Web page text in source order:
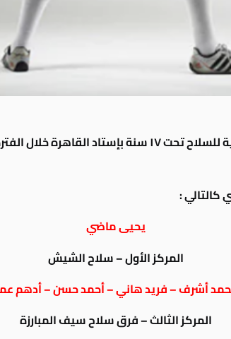
كالتالي :
يحيى ماضي
المركز الأول – سلاح الشيش
أشرف – فريد هاني – أحمد حسن – أدهم
المركز الثالث – فرق سلاح سيف المبارزة